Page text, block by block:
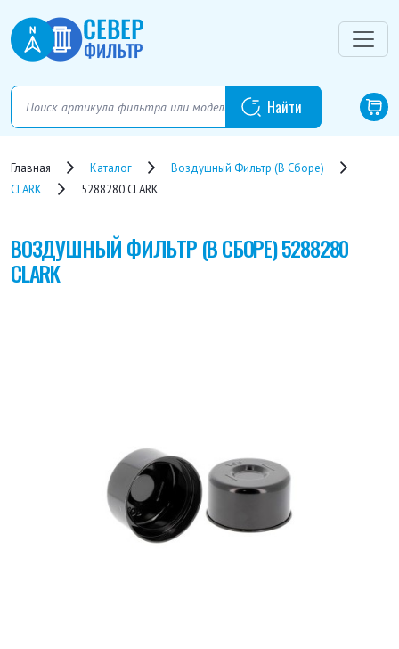
Главная Каталог
Воздушный Фильтр (в Сборе)
CLARK
5288280 CLARK
ВОЗДУШНЫЙ ФИЛЬТР (В СБОРЕ)5288280
CLARK